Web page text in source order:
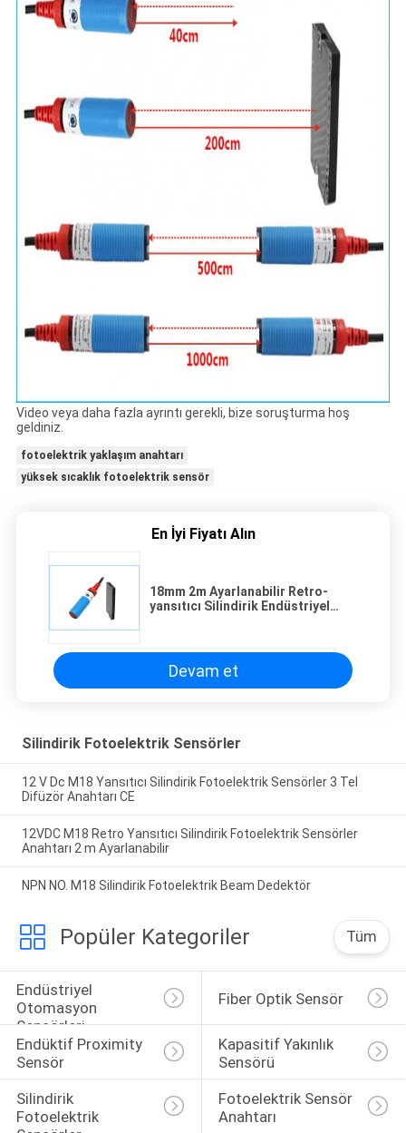
Video veya daha fazla ayrıntı gerekli, bize soruşturma hoş
geldiniz.
fotoelektrik yaklaşım anahtarı
yüksek sıcaklık fotoelektrik sensör
En İyi Fiyatı Alın
18mm 2m Ayarlanabilir Retro-
yansıtıcı Silindirik Endüstriyel
Devam et
Silindirik Fotoelektrik Sensörler
12 V Dc M18 Yansıtıcı Silindirik Fotoelektrik Sensörler 3 Tel
Difüzör Anahtarı CE
12VDC M18 Retro Yansıtıcı Silindirik Fotoelektrik Sensörler
Anahtarı 2 m Ayarlanabilir
NPN NO. M18 Silindirik Fotoelektrik Beam Dedektör
Popüler Kategoriler Tüm
Endüstriyel
Otomasyon
Sensörleri
Fiber Optik Sensör
Endüktif Proximity
Sensör
Kapasitif Yakınlık
Sensörü
Silindirik
Fotoelektrik
Fotoelektrik Sensör
Anahtarı